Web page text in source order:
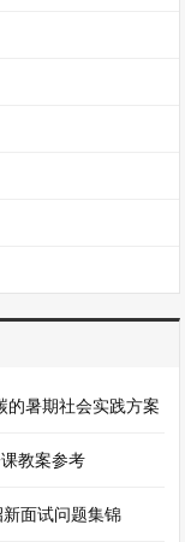
的暑期社会实践方案
教案参考
新面试问题集锦